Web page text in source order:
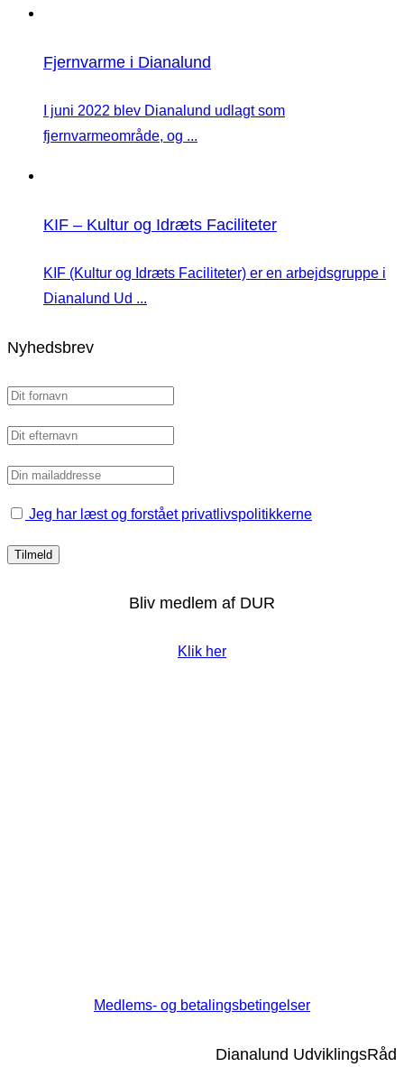
Fjernvarme i Dianalund
I juni 2022 blev Dianalund udlagt som
fjernvarmeområde, og ...
KIF – Kultur og Idræts Faciliteter
KIF (Kultur og Idræts Faciliteter) er en arbejdsgruppe i
Dianalund Ud ...
Nyhedsbrev
Jeg har læst og forstået privatlivspolitikkerne
Bliv medlem af DUR
Klik her
Medlems- og betalingsbetingelser
Dianalund UdviklingsRåd